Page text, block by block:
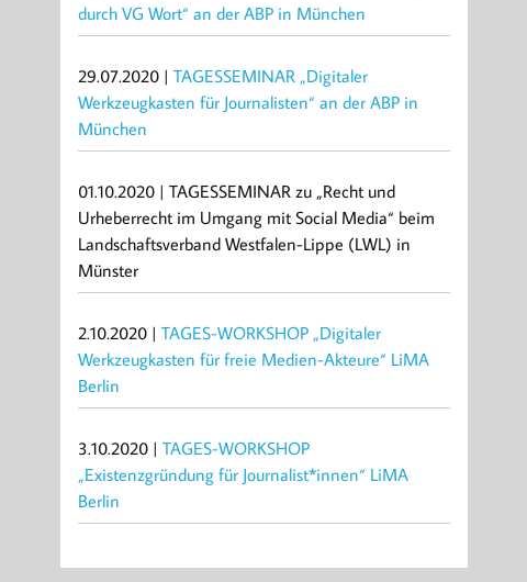
durch VG Wort“ an der ABP in München
29.07.2020 |TAGESSEMINAR „Digitaler
Werkzeugkasten für Journalisten“ an der ABP in
München
01.10.2020 | TAGESSEMINAR zu „Recht und
Urheberrecht im Umgang mit Social Media“ beim
Landschaftsverband Westfalen-Lippe (LWL) in
Münster
2.10.2020 |TAGES-WORKSHOP „Digitaler
Werkzeugkasten für freie Medien-Akteure“ LiMA
Berlin
3.10.2020 |TAGES-WORKSHOP
„Existenzgründung für Journalist*innen“ LiMA
Berlin